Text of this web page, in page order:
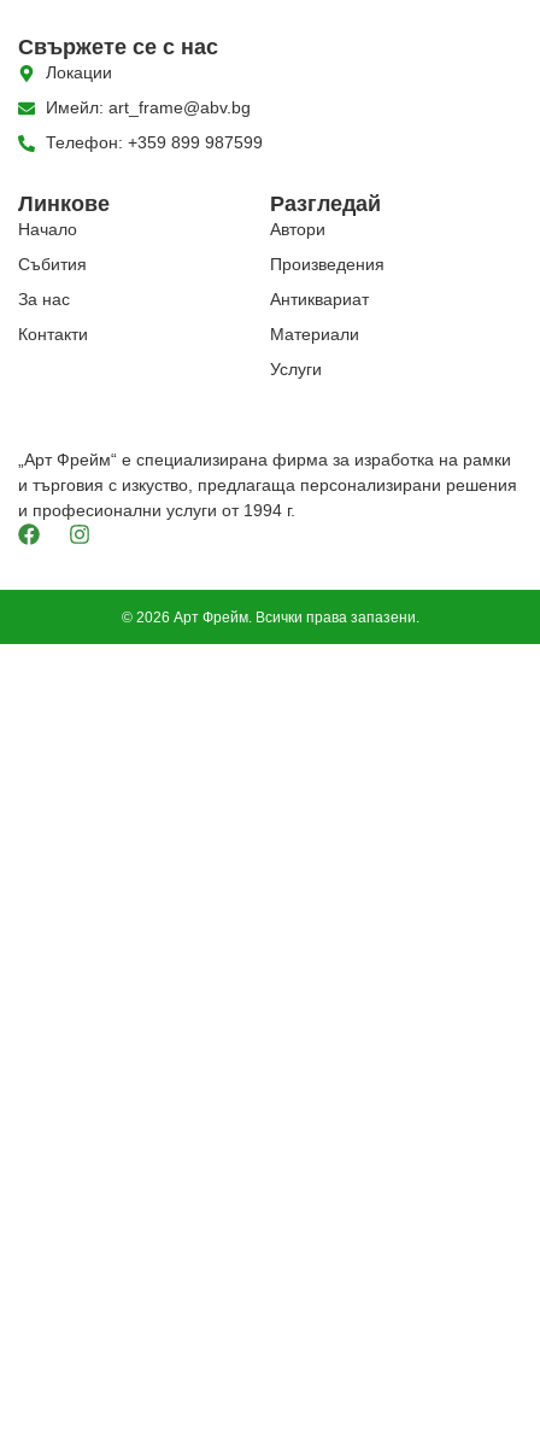
„Арт Фрейм“ е специализирана фирма за изработка на рамки
и търговия с изкуство, предлагаща персонализирани решения
и професионални услуги от 1994 г.
Разгледай
Автори
Произведения
Антиквариат
Материали
Услуги
Линкове
Начало
Събития
За нас
Контакти
Свържете се с нас
Локации
Имейл: art_frame@abv.bg
Телефон: +359 899 987599
© 2026 Арт Фрейм. Всички права запазени.